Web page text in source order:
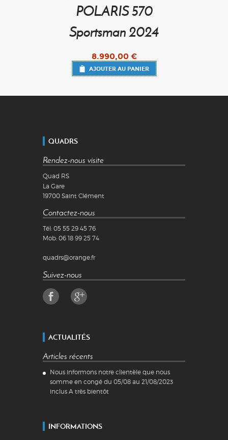
POLARIS 570
Sportsman 2024
8.990,00 €
AJOUTER AU PANIER
QUADRS
Rendez-nous visite
Quad RS
La Gare
19700 Saint Clément
Contactez-nous
Tél: 05 55 29 45 76
Mob: 06 18 99 25 74
quadrs@orange.fr
Suivez-nous
ACTUALITÉS
Articles récents
Nous informons notre clientèle que nous
somme en congé du 05/08 au 21/08/2023
inclus A très bientôt
INFORMATIONS